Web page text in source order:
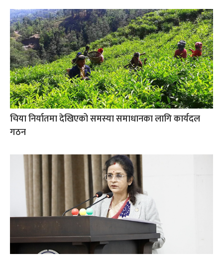
चिया निर्यातमा देखिएको समस्या समाधानका लागि कार्यदल
गठन